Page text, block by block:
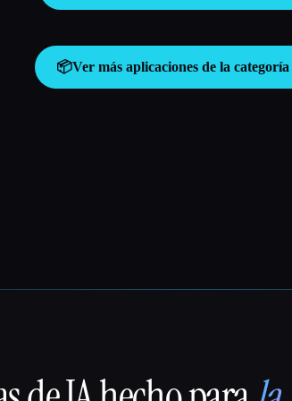
📦Ver más aplicaciones de la categoría